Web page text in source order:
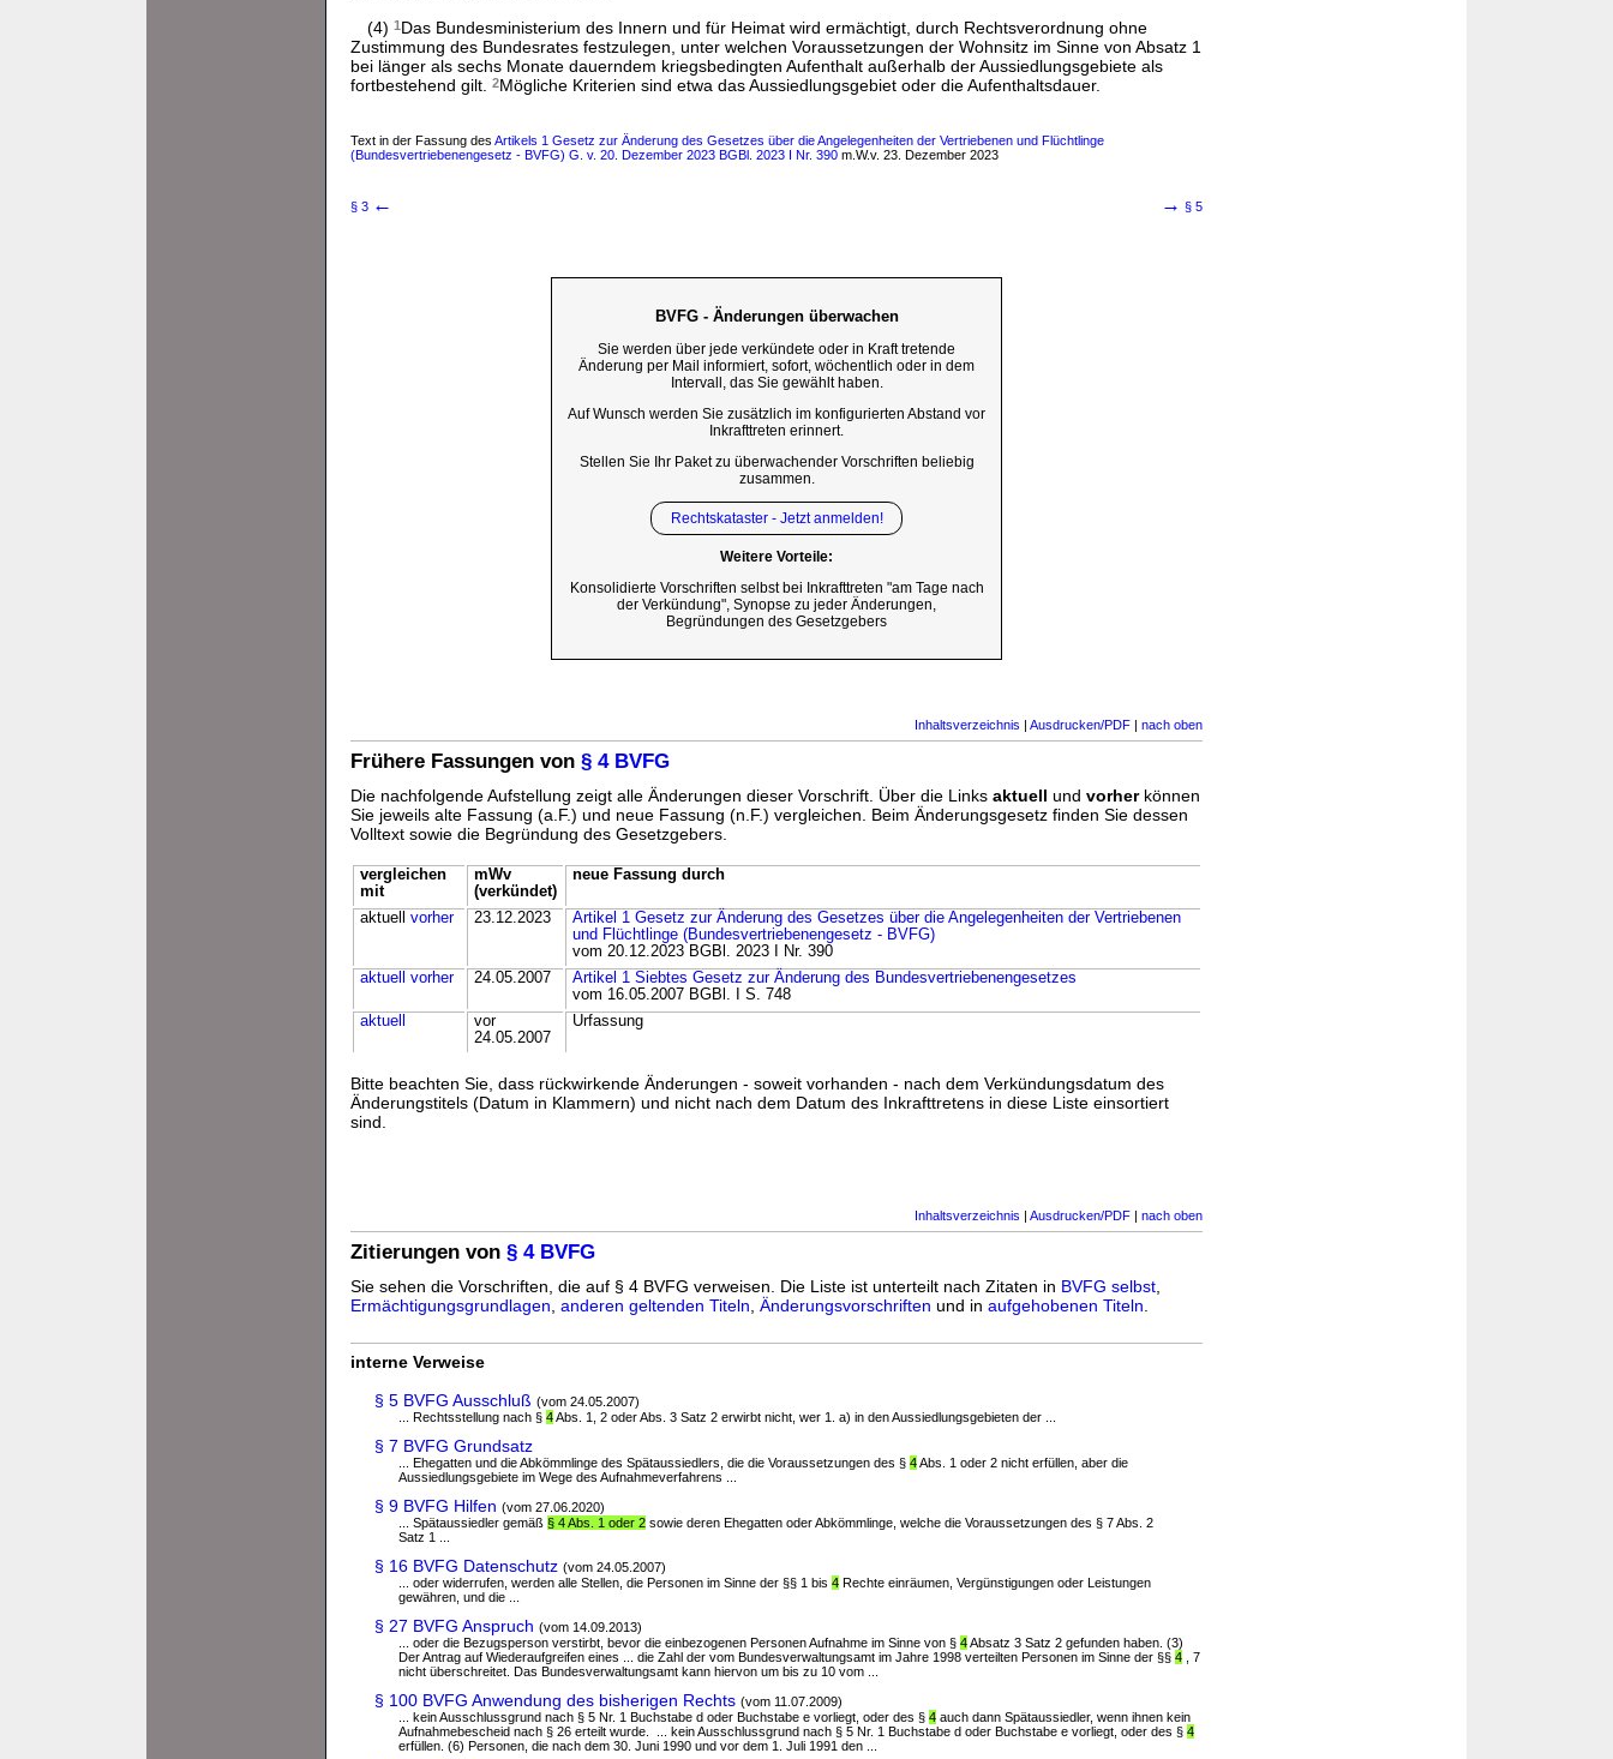
(4) 1Das Bundesministerium des Innern und für Heimat wird ermächtigt, durch Rechtsverordnung ohne
Zustimmung des Bundesrates festzulegen, unter welchen Voraussetzungen der Wohnsitz im Sinne von Absatz 1
bei länger als sechs Monate dauerndem kriegsbedingten Aufenthalt außerhalb der Aussiedlungsgebiete als
fortbestehend gilt.
2Mögliche Kriterien sind etwa das Aussiedlungsgebiet oder die Aufenthaltsdauer.
Text in der Fassung des Artikels 1 Gesetz zur Änderung des Gesetzes über die Angelegenheiten der Vertriebenen und Flüchtlinge
(Bundesvertriebenengesetz - BVFG) G. v. 20. Dezember 2023 BGBl. 2023 I Nr. 390 m.W.v. 23. Dezember 2023
§ 3 ← → § 5
BVFG - Änderungen überwachen
Sie werden über jede verkündete oder in Kraft tretende
Änderung per Mail informiert, sofort, wöchentlich oder in dem
Intervall, das Sie gewählt haben.
Auf Wunsch werden Sie zusätzlich im konfigurierten Abstand vor
Inkrafttreten erinnert.
Stellen Sie Ihr Paket zu überwachender Vorschriften beliebig
zusammen.
Rechtskataster - Jetzt anmelden!
Weitere Vorteile:
Konsolidierte Vorschriften selbst bei Inkrafttreten "am Tage nach
der Verkündung", Synopse zu jeder Änderungen,
Begründungen des Gesetzgebers
Inhaltsverzeichnis | Ausdrucken/PDF | nach oben
Frühere Fassungen von § 4 BVFG
Die nachfolgende Aufstellung zeigt alle Änderungen dieser Vorschrift. Über die Links aktuell und vorherkönnen
Sie jeweils alte Fassung (a.F.) und neue Fassung (n.F.) vergleichen. Beim Änderungsgesetz finden Sie dessen
Volltext sowie die Begründung des Gesetzgebers.
vergleichen
mit
mWv
(verkündet)
neue Fassung durch
aktuell vorher 23.12.2023
Artikel 1 Gesetz zur Änderung des Gesetzes über die Angelegenheiten der Vertriebenen
und Flüchtlinge (Bundesvertriebenengesetz - BVFG)
vom 20.12.2023 BGBl. 2023 I Nr. 390
aktuell
vorher 24.05.2007
Artikel 1 Siebtes Gesetz zur Änderung des Bundesvertriebenengesetzes
vom 16.05.2007 BGBl. I S. 748
aktuell
vor
24.05.2007
Urfassung
Bitte beachten Sie, dass rückwirkende Änderungen - soweit vorhanden - nach dem Verkündungsdatum des
Änderungstitels (Datum in Klammern) und nicht nach dem Datum des Inkrafttretens in diese Liste einsortiert
sind.
Inhaltsverzeichnis | Ausdrucken/PDF | nach oben
Zitierungen von § 4 BVFG
Sie sehen die Vorschriften, die auf § 4 BVFG verweisen. Die Liste ist unterteilt nach Zitaten in BVFG selbst
Ermächtigungsgrundlagen anderen geltenden Titeln Änderungsvorschriften und in aufgehobenen Titeln
interne Verweise
§ 5 BVFG Ausschluß (vom 24.05.2007)
... Rechtsstellung nach § 4Abs. 1, 2 oder Abs. 3 Satz 2 erwirbt nicht, wer 1. a) in den Aussiedlungsgebieten der ...
§ 7 BVFG Grundsatz
... Ehegatten und die Abkömmlinge des Spätaussiedlers, die die Voraussetzungen des § 4Abs. 1 oder 2 nicht erfüllen, aber die
Aussiedlungsgebiete im Wege des Aufnahmeverfahrens ...
§ 9 BVFG Hilfen (vom 27.06.2020)
... Spätaussiedler gemäß § 4 Abs. 1 oder 2 sowie deren Ehegatten oder Abkömmlinge, welche die Voraussetzungen des § 7 Abs. 2
Satz 1 ...
§ 16 BVFG Datenschutz (vom 24.05.2007)
... oder widerrufen, werden alle Stellen, die Personen im Sinne der §§ 1 bis 4 Rechte einräumen, Vergünstigungen oder Leistungen
gewähren, und die ...
§ 27 BVFG Anspruch (vom 14.09.2013)
... oder die Bezugsperson verstirbt, bevor die einbezogenen Personen Aufnahme im Sinne von § 4Absatz 3 Satz 2 gefunden haben. (3)
Der Antrag auf Wiederaufgreifen eines ... die Zahl der vom Bundesverwaltungsamt im Jahre 1998 verteilten Personen im Sinne der §§ 4 , 7
nicht überschreitet. Das Bundesverwaltungsamt kann hiervon um bis zu 10 vom ...
§ 100 BVFG Anwendung des bisherigen Rechts (vom 11.07.2009)
... kein Ausschlussgrund nach § 5 Nr. 1 Buchstabe d oder Buchstabe e vorliegt, oder des § 4 auch dann Spätaussiedler, wenn ihnen kein
Aufnahmebescheid nach § 26 erteilt wurde. ... kein Ausschlussgrund nach § 5 Nr. 1 Buchstabe d oder Buchstabe e vorliegt, oder des § 4
erfüllen. (6) Personen, die nach dem 30. Juni 1990 und vor dem 1. Juli 1991 den ...